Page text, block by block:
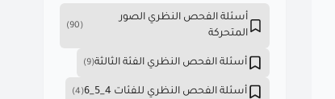
أسئلة الفحص النظري الصور
المتحركة
(90)
أسئلة الفحص النظري الفئة الثالثة(9)
أسئلة الفحص النظري للفئات 4_5_6 (4)